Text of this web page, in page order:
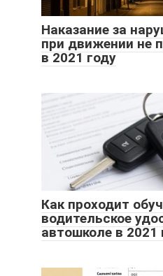
Наказание за
при движении не
в 2021 году
Как проходит
водительское
автошколе в 2021